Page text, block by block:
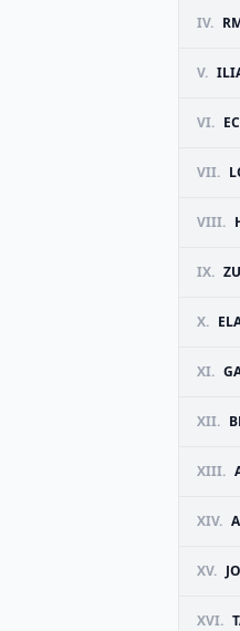
IV.
V.
VI.
VII.
VIII.
IX.
X.
XI.
XII.
XIII.
XIV.
XV.
XVI.